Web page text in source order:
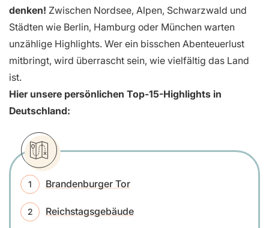
denken! Zwischen Nordsee, Alpen, Schwarzwald und
Städten wie Berlin, Hamburg oder München warten
unzählige Highlights. Wer ein bisschen Abenteuerlust
mitbringt, wird überrascht sein, wie vielfältig das Land
ist.
Hier unsere persönlichen Top-15-Highlights in
Deutschland:
Brandenburger Tor
Reichstagsgebäude